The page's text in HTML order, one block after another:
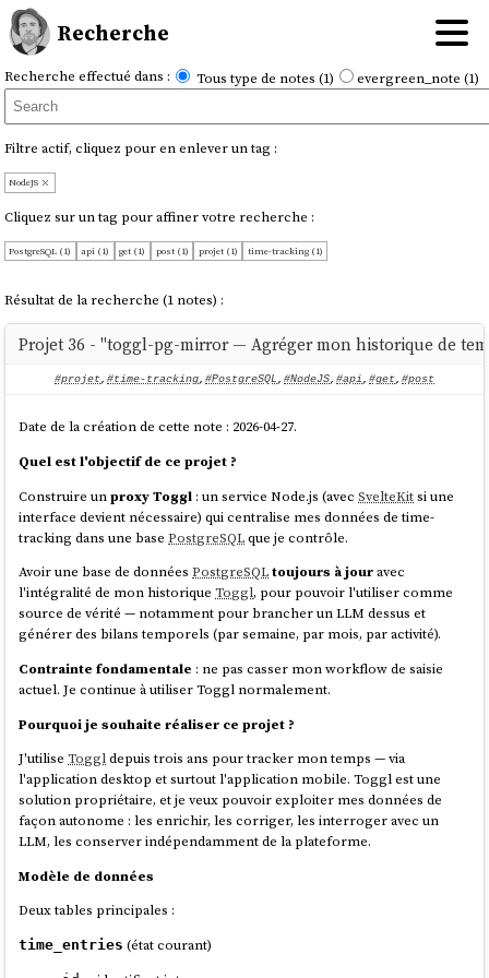
Recherche
Recherche effectué dans : Tous type de notes (1) evergreen_note (1)
Filtre actif, cliquez pour en enlever un tag :
NodeJS
Cliquez sur un tag pour affiner votre recherche :
PostgreSQL (1) api (1) get (1) post (1) projet (1) time-tracking (1)
Résultat de la recherche (1 notes) :
Projet 36 - "toggl-pg-mirror — Agréger mon historique de
#projet, #time-tracking, #PostgreSQL, #NodeJS, #api, #get, #post
Date de la création de cette note : 2026-04-27.
Quel est l'objectif de ce projet ?
Construire unproxy Toggl : un service Node.js (avecSvelteKitsi une
interface devient nécessaire) qui centralise mes données de time-
tracking dans une basePostgreSQLque je contrôle.
Avoir une base de donnéesPostgreSQL toujours à jouravec
l'intégralité de mon historiqueToggl, pour pouvoir l'utiliser comme
source de vérité — notamment pour brancher un LLM dessus et
générer des bilans temporels (par semaine, par mois, par activité).
Contrainte fondamentale : ne pas casser mon workflow de saisie
actuel. Je continue à utiliser Toggl normalement.
Pourquoi je souhaite réaliser ce projet ?
J'utiliseToggldepuis trois ans pour tracker mon temps — via
l'application desktop et surtout l'application mobile. Toggl est une
solution propriétaire, et je veux pouvoir exploiter mes données de
façon autonome : les enrichir, les corriger, les interroger avec un
LLM, les conserver indépendamment de la plateforme.
Modèle de données
Deux tables principales :
time_entries (état courant)